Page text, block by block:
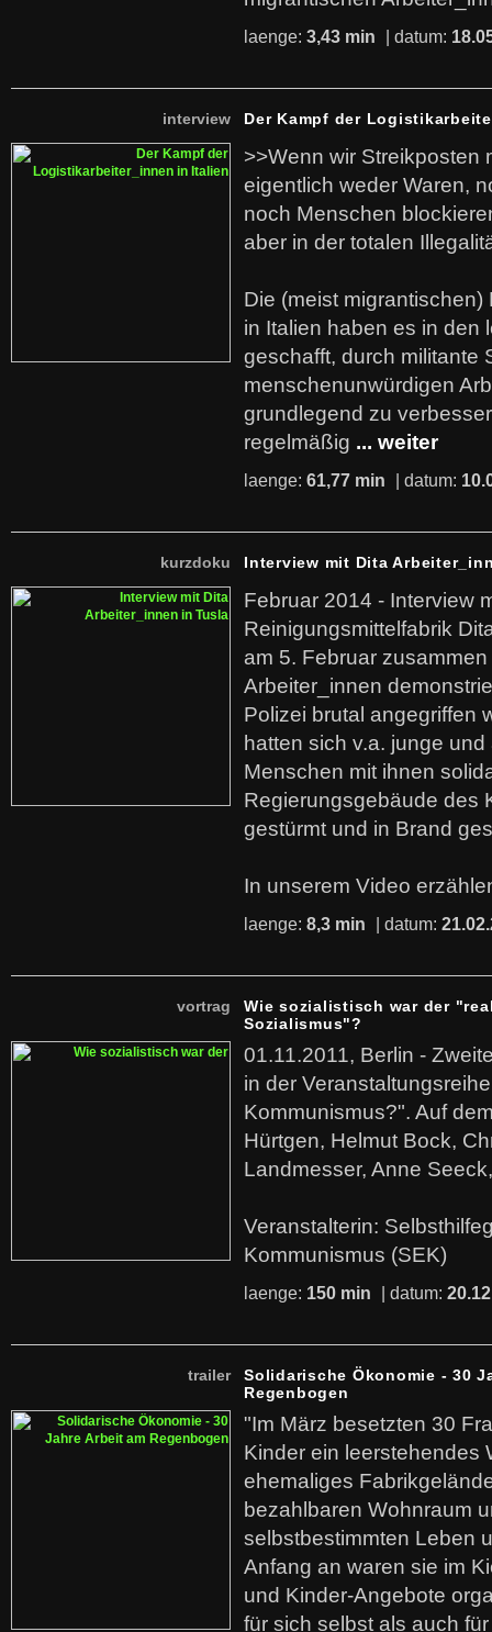
laenge: 3,43 min | datum:
interview Der Kampf der
>>Wenn wir Streikposten
eigentlich weder Waren,
noch Menschen
aber in der totalen
Die (meist
in Italien haben es in den
geschafft, durch militante
menschenunwürdigen
grundlegend zu
regelmäßig ... weiter
laenge: 61,77 min | datum:
kurzdoku Interview mit Dita
Februar 2014 - Interview
Reinigungsmittelfabrik
am 5. Februar
Arbeiter_innen
Polizei brutal angegriffen
hatten sich v.a. junge
Menschen mit ihnen
Regierungsgebäude des
gestürmt und in Brand
In unserem Video
laenge: 8,3 min | datum:
vortrag
Wie sozialistisch war der
Sozialismus"?
01.11.2011, Berlin -
in der
Kommunismus?". Auf
Hürtgen, Helmut Bock,
Landmesser, Anne
Veranstalterin:
Kommunismus (SEK)
laenge: 150 min | datum:
trailer
Solidarische Ökonomie - 30
Regenbogen
"Im März besetzten 30
Kinder ein leerstehendes
ehemaliges
bezahlbaren Wohnraum
selbstbestimmten Leben
Anfang an waren sie im
und Kinder-Angebote
für sich selbst als auch